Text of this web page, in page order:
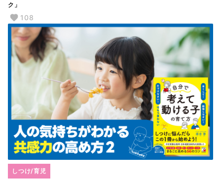
ク」
108
しつけ/育児